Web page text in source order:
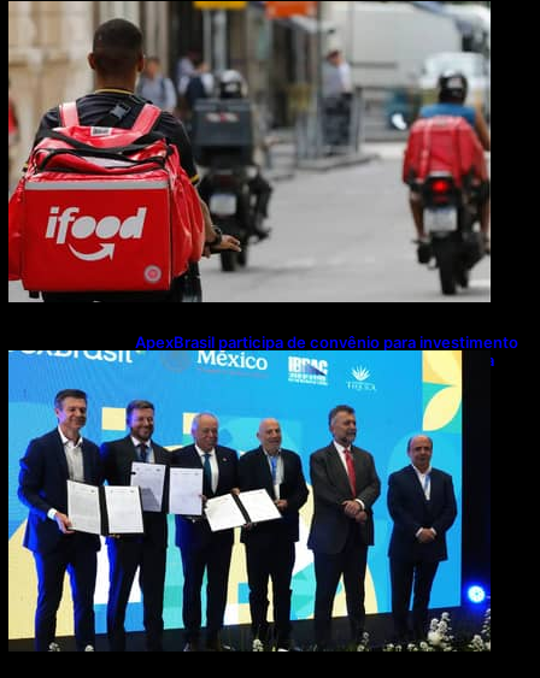
bicicletas elétricas para entregadores
ApexBrasil participa de convênio para investimento
de R$ 2,63 milhões em exportações de cachaça